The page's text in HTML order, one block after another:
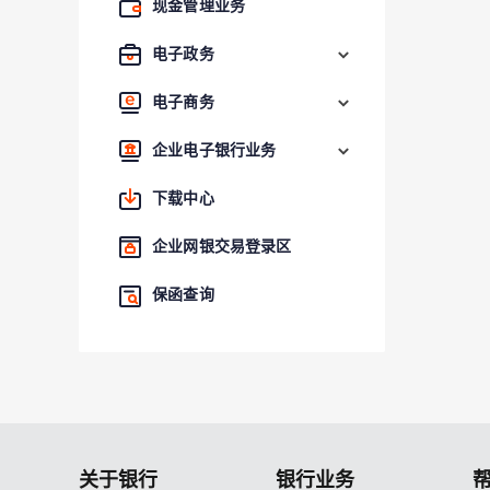
现金管理业务
电子政务
电子商务
企业电子银行业务
下载中心
企业网银交易登录区
保函查询
关于银行 银行业务